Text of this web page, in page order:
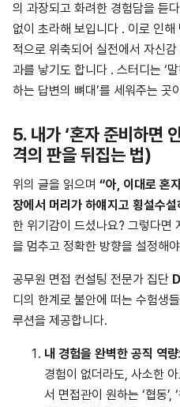
의 과장되고 화려한 경험담을 듣
없이 초라해 보입니다 . 이로 인해
적으로 위축되어 실전에서 자신
과를 낳기도 합니다 . 스터디는 ‘
하는 답변의 뼈대’를 세워주는 곳
5. 내가 ‘혼자 준비하면
격의 판을 뒤집는 법)
위의 글을 읽으며 “아, 이대로 혼
장에서 머리가 하얘지고 횡설수
한 위기감이 드셨나요? 그렇다면
을 멈추고 정확한 방향을 설정해
공무원 면접 컨설팅 전문가 집단
디의 한계로 불안에 떠는 수험생
루션을 제공합니다.
내 경험을 완벽한 공직 역
경험이 없더라도, 사소한
서 면접관이 원하는 ‘협동’,